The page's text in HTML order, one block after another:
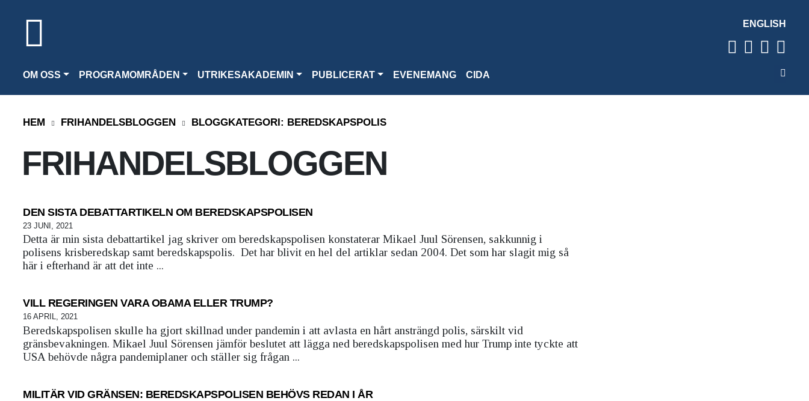
ENGLISH
OM OSS PROGRAMOMRÅDEN UTRIKESAKADEMIN PUBLICERAT EVENEMANG CIDA
HEM FRIHANDELSBLOGGEN BLOGGKATEGORI: BEREDSKAPSPOLIS
FRIHANDELSBLOGGEN
DEN SISTA DEBATTARTIKELN OM BEREDSKAPSPOLISEN
23 JUNI, 2021
Detta är min sista debattartikel jag skriver om beredskapspolisen konstaterar Mikael Juul Sörensen, sakkunnig i
polisens krisberedskap samt beredskapspolis. Det har blivit en hel del artiklar sedan 2004. Det som har slagit mig så
här i efterhand är att det inte ...
VILL REGERINGEN VARA OBAMA ELLER TRUMP?
16 APRIL, 2021
Beredskapspolisen skulle ha gjort skillnad under pandemin i att avlasta en hårt ansträngd polis, särskilt vid
gränsbevakningen. Mikael Juul Sörensen jämför beslutet att lägga ned beredskapspolisen med hur Trump inte tyckte att
USA behövde några pandemiplaner och ställer sig frågan ...
MILITÄR VID GRÄNSEN: BEREDSKAPSPOLISEN BEHÖVS REDAN I ÅR